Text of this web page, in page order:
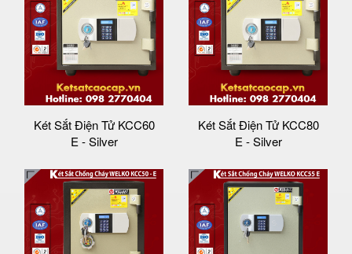
Két Sắt Điện Tử KCC60
E - Silver
Két Sắt Điện Tử KCC80
E - Silver